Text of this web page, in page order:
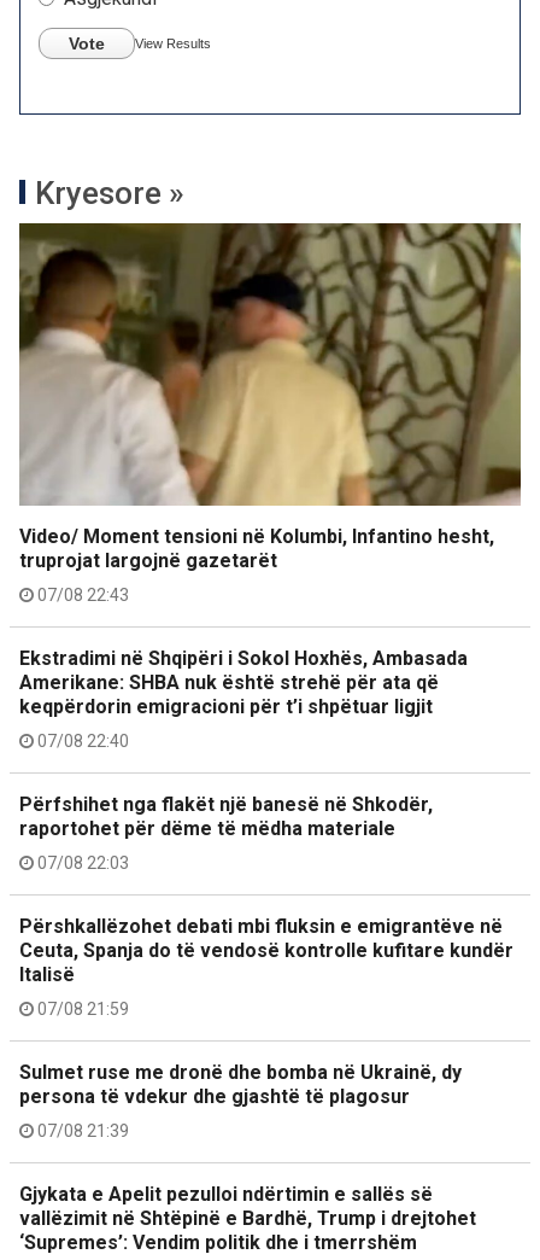
Vote View Results
Kryesore »
Video/ Moment tensioni në Kolumbi, Infantino hesht,
truprojat largojnë gazetarët
07/08 22:43
Ekstradimi në Shqipëri i Sokol Hoxhës, Ambasada
Amerikane: SHBA nuk është strehë për ata që
keqpërdorin emigracioni për t’i shpëtuar ligjit
07/08 22:40
Përfshihet nga flakët një banesë në Shkodër,
raportohet për dëme të mëdha materiale
07/08 22:03
Përshkallëzohet debati mbi fluksin e emigrantëve në
Ceuta, Spanja do të vendosë kontrolle kufitare kundër
Italisë
07/08 21:59
Sulmet ruse me dronë dhe bomba në Ukrainë, dy
persona të vdekur dhe gjashtë të plagosur
07/08 21:39
Gjykata e Apelit pezulloi ndërtimin e sallës së
vallëzimit në Shtëpinë e Bardhë, Trump i drejtohet
‘Supremes’: Vendim politik dhe i tmerrshëm